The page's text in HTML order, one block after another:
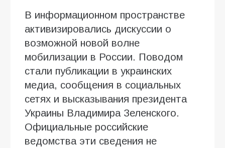
В информационном пространстве
активизировались дискуссии о
возможной новой волне
мобилизации в России. Поводом
стали публикации в украинских
медиа, сообщения в социальных
сетях и высказывания президента
Украины Владимира Зеленского.
Официальные российские
ведомства эти сведения не